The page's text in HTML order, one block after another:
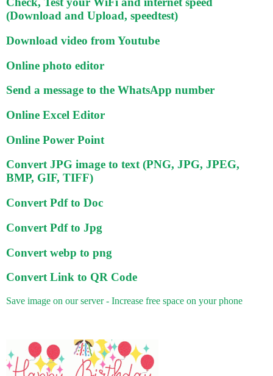
(Download and Upload, speedtest)
Download video from Youtube
Online photo editor
Send a message to the WhatsApp number
Online Excel Editor
Online Power Point
Convert JPG image to text (PNG, JPG, JPEG,
BMP, GIF, TIFF)
Convert Pdf to Doc
Convert Pdf to Jpg
Convert webp to png
Convert Link to QR Code
Save image on our server - Increase free space on your phone